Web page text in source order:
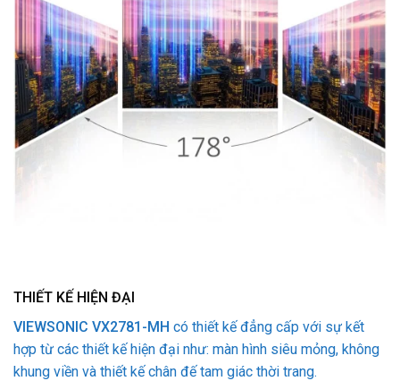
THIẾT KẾ HIỆN ĐẠI
VIEWSONIC VX2781-MH có thiết kế đẳng cấp với sự kết
hợp từ các thiết kế hiện đại như: màn hình siêu mỏng, không
khung viền và thiết kế chân đế tam giác thời trang.